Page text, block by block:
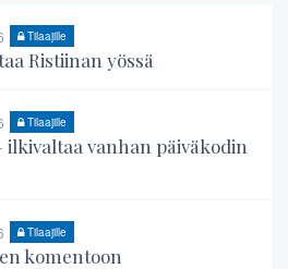
Tilaajille
Ristiinan yössä
Tilaajille
ilkivaltaa vanhan päiväkodin
Tilaajille
komentoon